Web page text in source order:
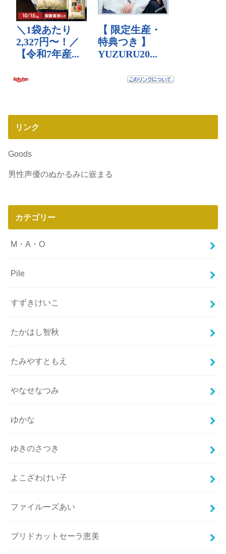
リンク
Goods
男性声優のぬかるみに嵌まる
カテゴリー
M・A・O
Pile
すずきけいこ
たかはし智秋
たみやすともえ
やなせなつみ
ゆかな
ゆきのさつき
よこざわけい子
ファイルーズあい
ブリドカットセーラ恵美